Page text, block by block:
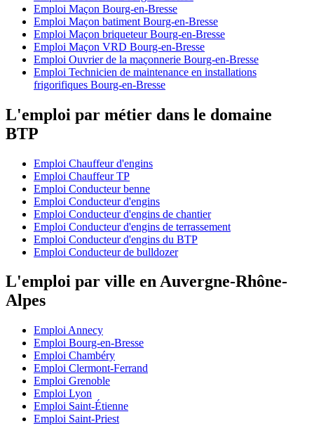
Emploi Maçon Bourg-en-Bresse
Emploi Maçon batiment Bourg-en-Bresse
Emploi Maçon briqueteur Bourg-en-Bresse
Emploi Maçon VRD Bourg-en-Bresse
Emploi Ouvrier de la maçonnerie Bourg-en-Bresse
Emploi Technicien de maintenance en installations
frigorifiques Bourg-en-Bresse
L'emploi par métier dans le domaine
BTP
Emploi Chauffeur d'engins
Emploi Chauffeur TP
Emploi Conducteur benne
Emploi Conducteur d'engins
Emploi Conducteur d'engins de chantier
Emploi Conducteur d'engins de terrassement
Emploi Conducteur d'engins du BTP
Emploi Conducteur de bulldozer
L'emploi par ville en Auvergne-Rhône-
Alpes
Emploi Annecy
Emploi Bourg-en-Bresse
Emploi Chambéry
Emploi Clermont-Ferrand
Emploi Grenoble
Emploi Lyon
Emploi Saint-Étienne
Emploi Saint-Priest